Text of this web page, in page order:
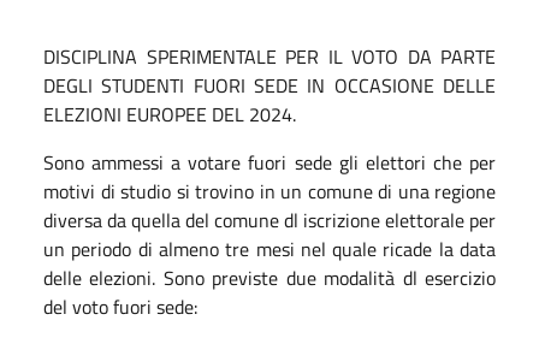
DISCIPLINA SPERIMENTALE PER IL VOTO DA PARTE
DEGLI STUDENTI FUORI SEDE IN OCCASIONE DELLE
ELEZIONI EUROPEE DEL 2024.
Sono ammessi a votare fuori sede gli elettori che per
motivi di studio si trovino in un comune di una regione
diversa da quella del comune dl iscrizione elettorale per
un periodo di almeno tre mesi nel quale ricade la data
delle elezioni. Sono previste due modalità dl esercizio
del voto fuori sede: